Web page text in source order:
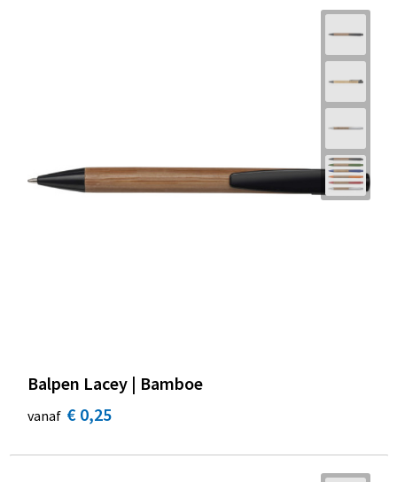
Balpen Lacey | Bamboe
vanaf € 0,25